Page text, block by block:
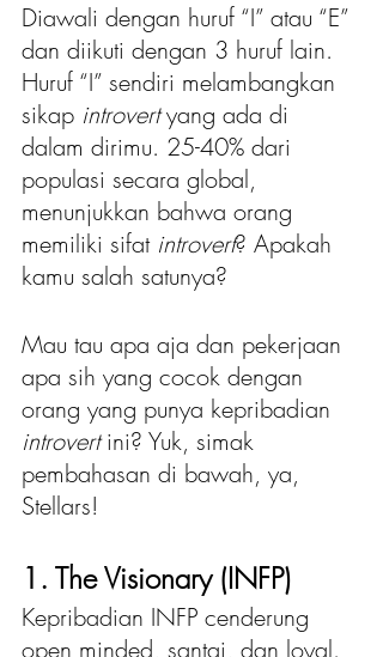
Diawali dengan huruf “I” atau “E”
dan diikuti dengan 3 huruf lain.
Huruf “I” sendiri melambangkan
sikap introvert yang ada di
dalam dirimu. 25-40% dari
populasi secara global,
menunjukkan bahwa orang
memiliki sifat introvert? Apakah
kamu salah satunya?
Mau tau apa aja dan pekerjaan
apa sih yang cocok dengan
orang yang punya kepribadian
introvert ini? Yuk, simak
pembahasan di bawah, ya,
Stellars!
1. The Visionary (INFP)
Kepribadian INFP cenderung
open minded, santai, dan loyal.